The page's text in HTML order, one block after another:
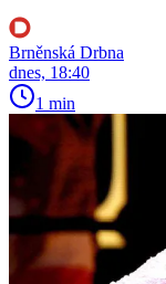
Brněnská Drbna
dnes, 18:40
1 min